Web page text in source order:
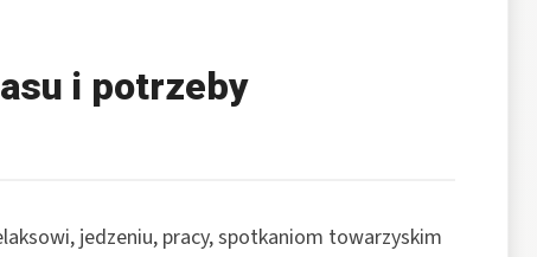
i potrzeby
jedzeniu, pracy, spotkaniom towarzyskim